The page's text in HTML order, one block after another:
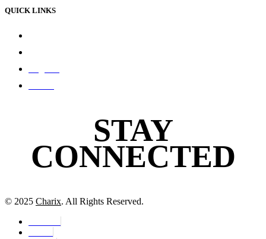
QUICK LINKS
STAY
CONNECTED
© 2025 Charix. All Rights Reserved.